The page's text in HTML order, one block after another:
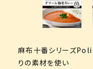
麻布十番シリーズ
りの素材を使い